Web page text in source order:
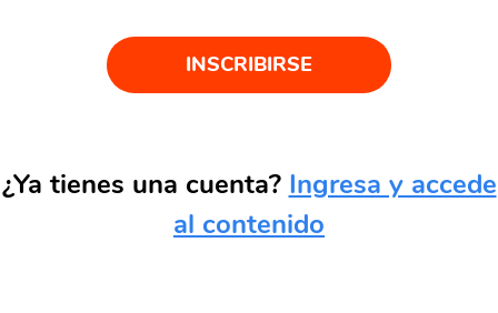
INSCRIBIRSE
¿Ya tienes una cuenta? Ingresa y accede
al contenido